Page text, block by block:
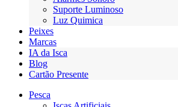
Suporte Luminoso
Luz Quimica
Peixes
Marcas
IA da Isca
Blog
Cartão Presente
Pesca